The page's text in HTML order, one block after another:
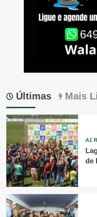
Últimas Mais
A1
de